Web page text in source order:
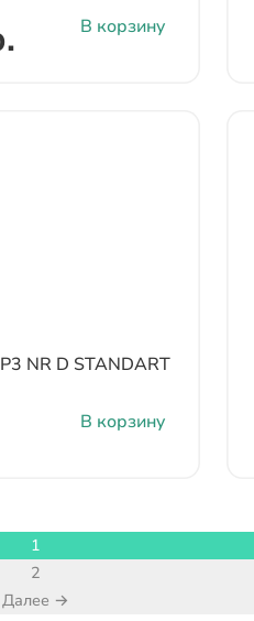
В корзину
NR D STANDART
В корзину
1
2
Далее →